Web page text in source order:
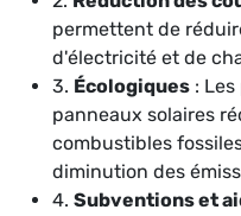
permettent de
d'électricité et de
3. Écologiques :
panneaux solaires
combustibles
diminution des
4. Subventions et